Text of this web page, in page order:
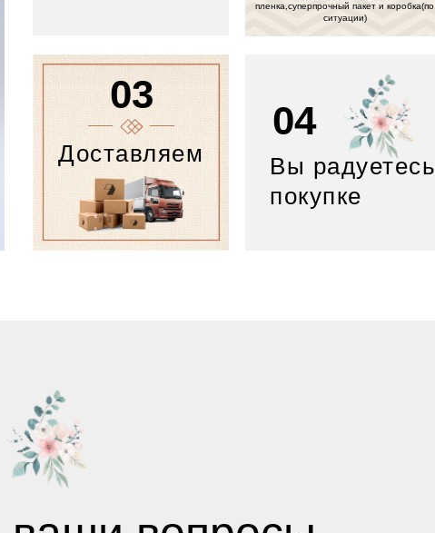
03
Доставляем
04
Вы радуетесь
покупке
пленка,суперпрочный пакет и коробка(по
ситуации)